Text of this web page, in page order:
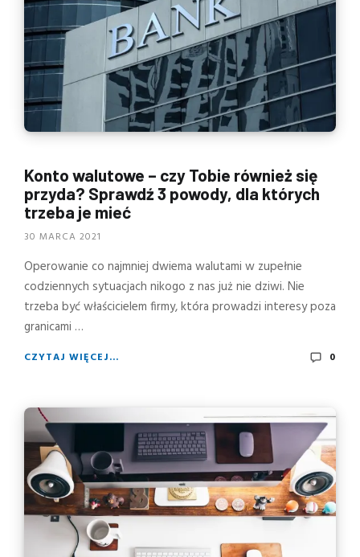
Konto walutowe – czy Tobie również się
przyda? Sprawdź 3 powody, dla których
trzeba je mieć
30 MARCA 2021
Operowanie co najmniej dwiema walutami w zupełnie
codziennych sytuacjach nikogo z nas już nie dziwi. Nie
trzeba być właścicielem firmy, która prowadzi interesy poza
granicami …
CZYTAJ WIĘCEJ... 0